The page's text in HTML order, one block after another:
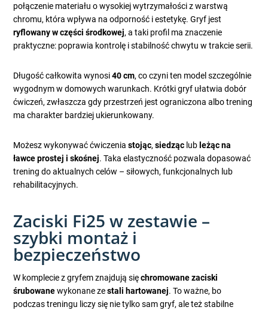
połączenie materiału o wysokiej wytrzymałości z warstwą
chromu, która wpływa na odporność i estetykę. Gryf jest
ryflowany w części środkowej, a taki profil ma znaczenie
praktyczne: poprawia kontrolę i stabilność chwytu w trakcie serii.
Długość całkowita wynosi40 cm, co czyni ten model szczególnie
wygodnym w domowych warunkach. Krótki gryf ułatwia dobór
ćwiczeń, zwłaszcza gdy przestrzeń jest ograniczona albo trening
ma charakter bardziej ukierunkowany.
Możesz wykonywać ćwiczeniastojąc,siedząc lub leżąc na
ławce prostej i skośnej. Taka elastyczność pozwala dopasować
trening do aktualnych celów – siłowych, funkcjonalnych lub
rehabilitacyjnych.
Zaciski Fi25 w zestawie –
szybki montaż i
bezpieczeństwo
W komplecie z gryfem znajdują sięchromowane zaciski
śrubowanewykonane zestali hartowanej. To ważne, bo
podczas treningu liczy się nie tylko sam gryf, ale też stabilne